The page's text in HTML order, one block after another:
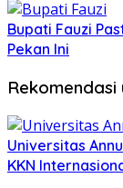
Bupati Fauzi
Pekan Ini
Rekomendasi
Universitas
KKN